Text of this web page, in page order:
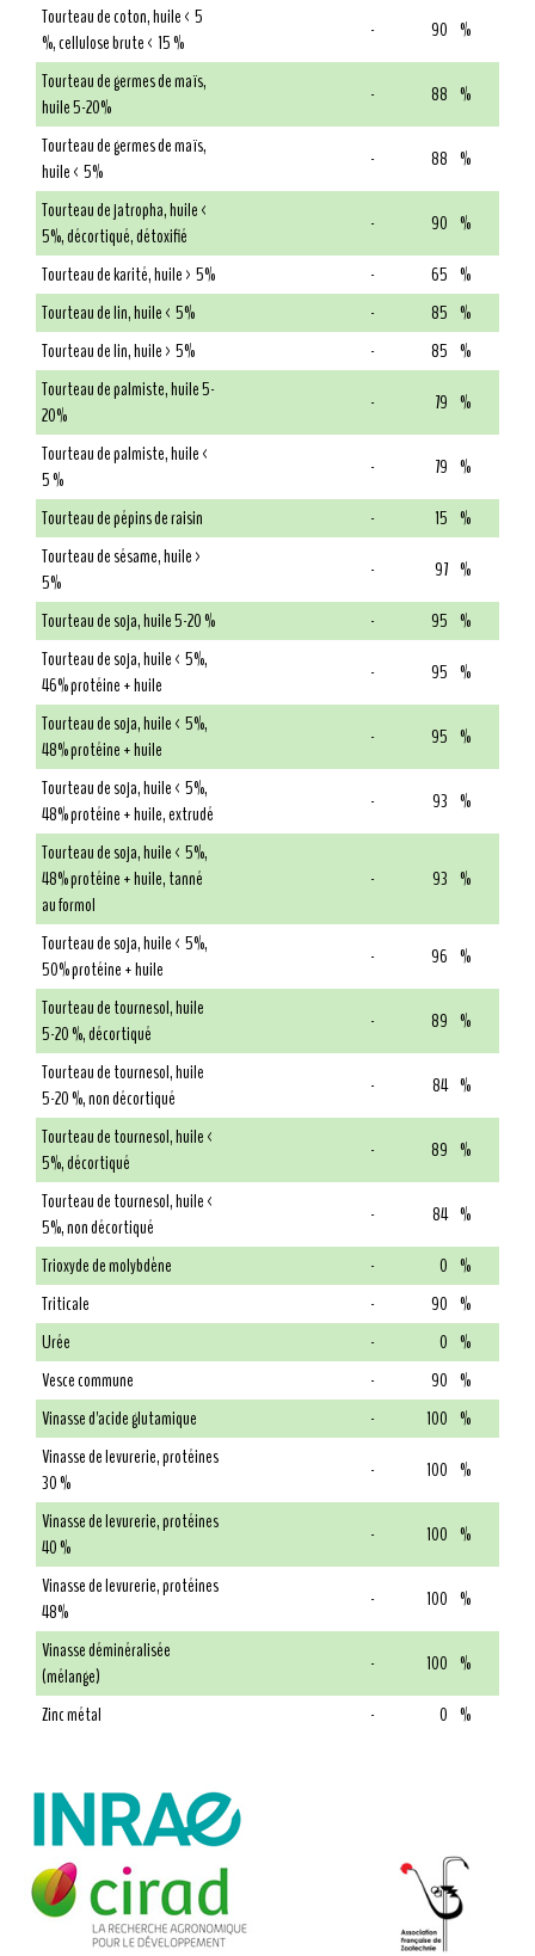
Tourteau de coton, huile < 5
%, cellulose brute < 15 %
- 90 %
Tourteau de germes de maïs,
huile 5-20%
- 88 %
Tourteau de germes de maïs,
huile < 5%
- 88 %
Tourteau de jatropha, huile <
5%, décortiqué, détoxifié
- 90 %
Tourteau de karité, huile > 5%
- 65 %
Tourteau de lin, huile < 5%
- 85 %
Tourteau de lin, huile > 5%
- 85 %
Tourteau de palmiste, huile 5-
20%
- 79 %
Tourteau de palmiste, huile <
5 %
- 79 %
Tourteau de pépins de raisin
- 15 %
Tourteau de sésame, huile >
5%
- 97 %
Tourteau de soja, huile 5-20 %
- 95 %
Tourteau de soja, huile < 5%,
46% protéine + huile
- 95 %
Tourteau de soja, huile < 5%,
48% protéine + huile
- 95 %
Tourteau de soja, huile < 5%,
48% protéine + huile, extrudé
- 93 %
Tourteau de soja, huile < 5%,
48% protéine + huile, tanné
au formol
- 93 %
Tourteau de soja, huile < 5%,
50% protéine + huile
- 96 %
Tourteau de tournesol, huile
5-20 %, décortiqué
- 89 %
Tourteau de tournesol, huile
5-20 %, non décortiqué
- 84 %
Tourteau de tournesol, huile <
5%, décortiqué
- 89 %
Tourteau de tournesol, huile <
5%, non décortiqué
- 84 %
Trioxyde de molybdène
- 0 %
Triticale
- 90 %
Urée
- 0 %
Vesce commune
- 90 %
Vinasse d'acide glutamique
- 100 %
Vinasse de levurerie, protéines
30 %
- 100 %
Vinasse de levurerie, protéines
40 %
- 100 %
Vinasse de levurerie, protéines
48%
- 100 %
Vinasse déminéralisée
(mélange)
- 100 %
Zinc métal
- 0 %